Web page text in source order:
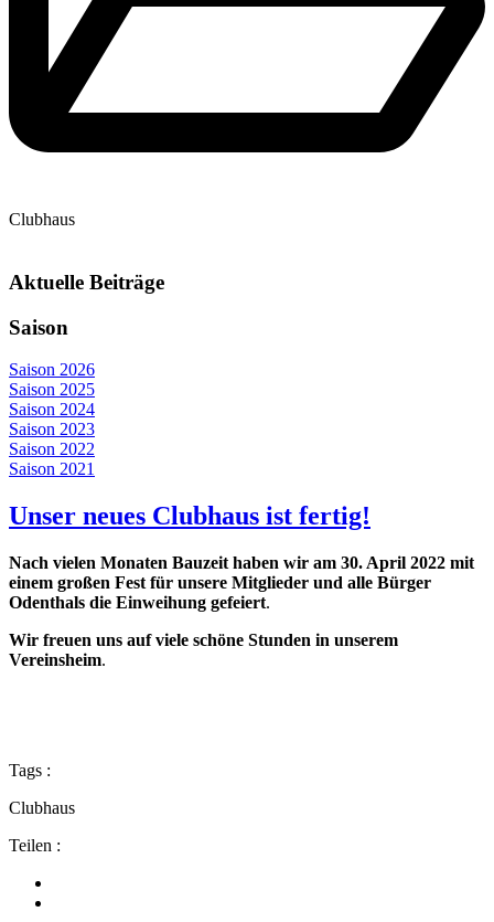
Clubhaus
Aktuelle Beiträge
Saison
Saison 2026
Saison 2025
Saison 2024
Saison 2023
Saison 2022
Saison 2021
Unser neues Clubhaus ist fertig!
Nach vielen Monaten Bauzeit haben wir am 30. April 2022 mit
einem großen Fest für unsere Mitglieder und alle Bürger
Odenthals die Einweihung gefeiert.
Wir freuen uns auf viele schöne Stunden in unserem
Vereinsheim.
Tags :
Clubhaus
Teilen :